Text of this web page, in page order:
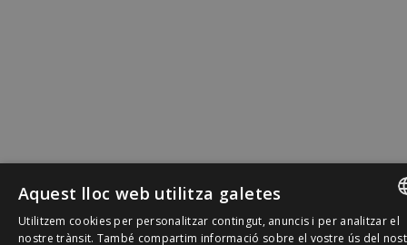
SPANISH
Aquest lloc web utilitza galetes
Utilitzem cookies per personalitzar contingut, anuncis i per analitzar el
nostre trànsit. També compartim informació sobre el vostre ús del